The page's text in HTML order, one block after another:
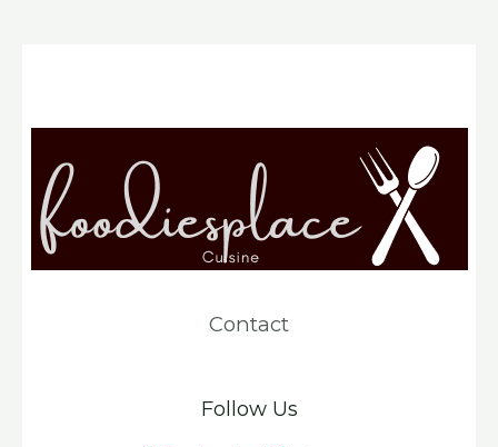
Contact
Follow Us